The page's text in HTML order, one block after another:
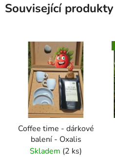
Související produkty
Coffee time - dárkové
balení - Oxalis
Skladem (2 ks)